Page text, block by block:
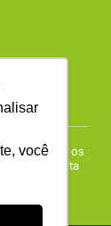
vocêTodos os
desta
ou